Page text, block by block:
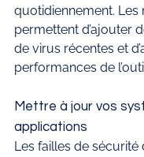
quotidiennement. Les
permettent d’ajouter
de virus récentes et
performances de
Mettre à jour vos
applications
Les failles de sécurité